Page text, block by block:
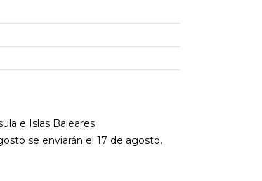
e Islas Baleares.
se enviarán el 17 de agosto.